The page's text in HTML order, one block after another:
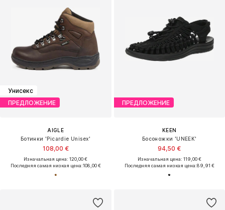
Унисекс
ПРЕДЛОЖЕНИЕ
AIGLE
Ботинки 'Picardie Unisex'
108,00 €
Изначальная цена: 120,00 €
Последняя самая низкая цена:108,00 €
ПРЕДЛОЖЕНИЕ
KEEN
Босоножки 'UNEEK'
94,50 €
Изначальная цена: 119,00 €
Последняя самая низкая цена:89,91 €